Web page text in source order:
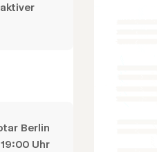
Berlin
Uhr